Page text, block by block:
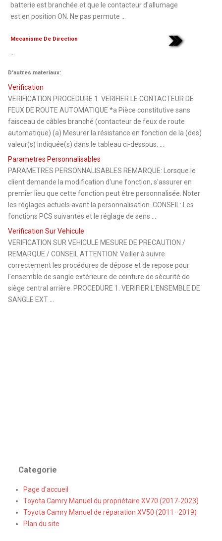
batterie est branchée et que le contacteur d'allumage
est en position ON. Ne pas permute ...
Mecanisme De Direction
D'autres materiaux:
Verification
VERIFICATION PROCEDURE 1. VERIFIER LE CONTACTEUR DE
FEUX DE ROUTE AUTOMATIQUE *a Pièce constitutive sans
faisceau de câbles branché (contacteur de feux de route
automatique) (a) Mesurer la résistance en fonction de la (des)
valeur(s) indiquée(s) dans le tableau ci-dessous. ...
Parametres Personnalisables
PARAMETRES PERSONNALISABLES REMARQUE: Lorsque le
client demande la modification d'une fonction, s'assurer en
premier lieu que cette fonction peut être personnalisée. Noter
les réglages actuels avant la personnalisation. CONSEIL: Les
fonctions PCS suivantes et le réglage de sens ...
Verification Sur Vehicule
VERIFICATION SUR VEHICULE MESURE DE PRECAUTION /
REMARQUE / CONSEIL ATTENTION: Veiller à suivre
correctement les procédures de dépose et de repose pour
l'ensemble de sangle extérieure de ceinture de sécurité de
siège central arrière. PROCEDURE 1. VERIFIER L'ENSEMBLE DE
SANGLE EXT ...
Categorie
Page d'accueil
Toyota Camry Manuel du propriétaire XV70 (2017-2023)
Toyota Camry Manuel de réparation XV50 (2011–2019)
Plan du site